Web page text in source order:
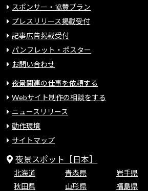
スポンサー・協賛プラン
プレスリリース掲載受付
記事広告掲載受付
パンフレット・ポスター
お問い合わせ
夜景関連の仕事を依頼する
Webサイト制作の相談をする
ニュースリリース
動作環境
サイトマップ
夜景スポット［日本］
北海道 青森県 岩手県
秋田県
山形県 福島県